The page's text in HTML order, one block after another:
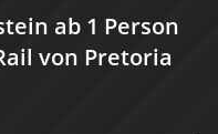
ab 1 Person
von Pretoria